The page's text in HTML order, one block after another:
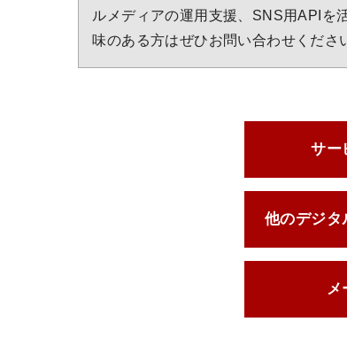
ルメディアの運用支援、SNS用APIを
味のある方はぜひお問い合わせくださ
サー
他のデジタ